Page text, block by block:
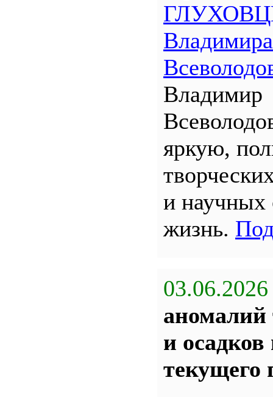
Владимира
Владимир
яркую,
и научных
жизнь.
03.06.2026
аномалий
и
текущего